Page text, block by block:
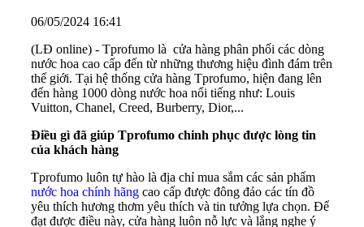
06/05/2024 16:41
(LĐ online) - Tprofumo là cửa hàng phân phối các dòng
nước hoa cao cấp đến từ những thương hiệu đình đám trên
thế giới. Tại hệ thống cửa hàng Tprofumo, hiện đang lên
đến hàng 1000 dòng nước hoa nổi tiếng như: Louis
Vuitton, Chanel, Creed, Burberry, Dior,...
Điều gì đã giúp Tprofumo chinh phục được lòng tin
của khách hàng
Tprofumo luôn tự hào là địa chỉ mua sắm các sản phẩm
nước hoa chính hãng cao cấp được đông đảo các tín đồ
yêu thích hương thơm yêu thích và tin tưởng lựa chọn. Để
đạt được điều này, cửa hàng luôn nỗ lực và lắng nghe ý